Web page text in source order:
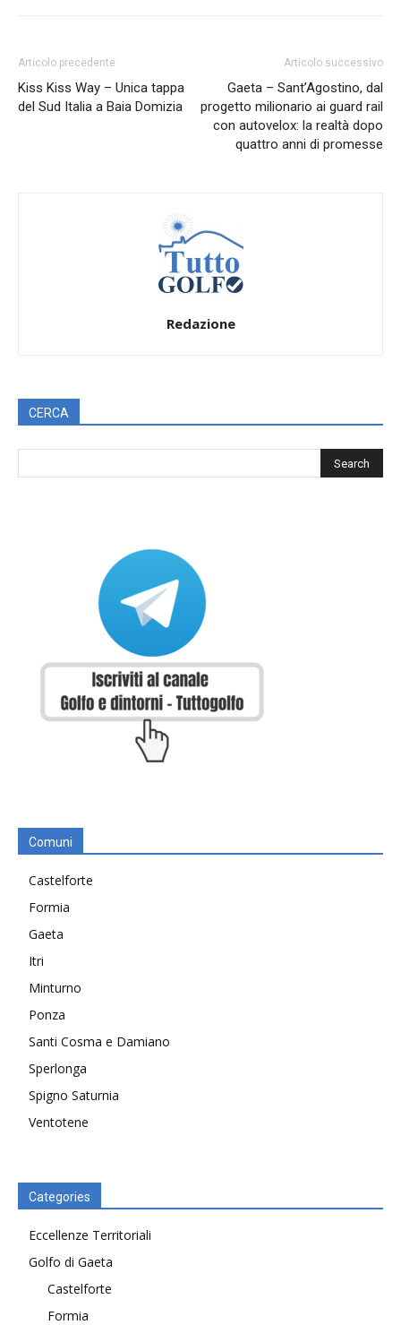
Articolo precedente
Kiss Kiss Way – Unica tappa
del Sud Italia a Baia Domizia
Articolo successivo
Gaeta – Sant’Agostino, dal
progetto milionario ai guard rail
con autovelox: la realtà dopo
quattro anni di promesse
Redazione
CERCA
Comuni
Castelforte
Formia
Gaeta
Itri
Minturno
Ponza
Santi Cosma e Damiano
Sperlonga
Spigno Saturnia
Ventotene
Categories
Eccellenze Territoriali
Golfo di Gaeta
Castelforte
Formia